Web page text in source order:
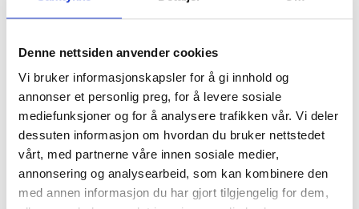
Denne nettsiden anvender cookies
Vi bruker informasjonskapsler for å gi innhold og
annonser et personlig preg, for å levere sosiale
mediefunksjoner og for å analysere trafikken vår. Vi deler
dessuten informasjon om hvordan du bruker nettstedet
vårt, med partnerne våre innen sosiale medier,
annonsering og analysearbeid, som kan kombinere den
med annen informasjon du har gjort tilgjengelig for dem,
Antall
Legg til Handlekurv
Klikk og hent